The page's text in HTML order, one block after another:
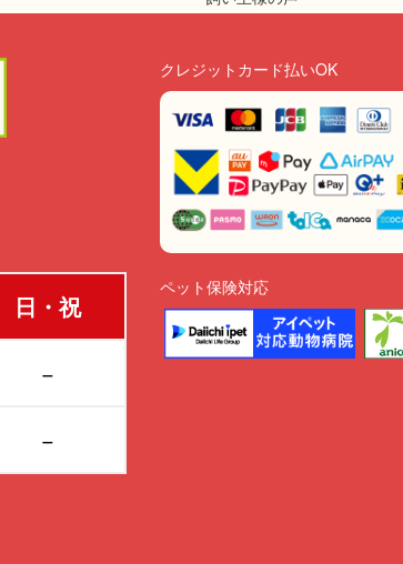
日・祝
−
−
クレジットカード払いOK
ペット保険対応